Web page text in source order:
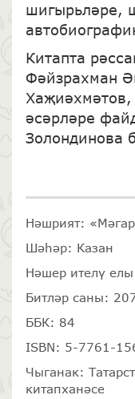
шигырьләре,
Китапта
Фәйзрахман
әсәрләре
Золондинова
Нәшрият:
Шәһәр: Казан
Нәшер ителү
Битләр саны:
ББК: 84
ISBN: 5-7761-
Чыганак:
китапханәсе